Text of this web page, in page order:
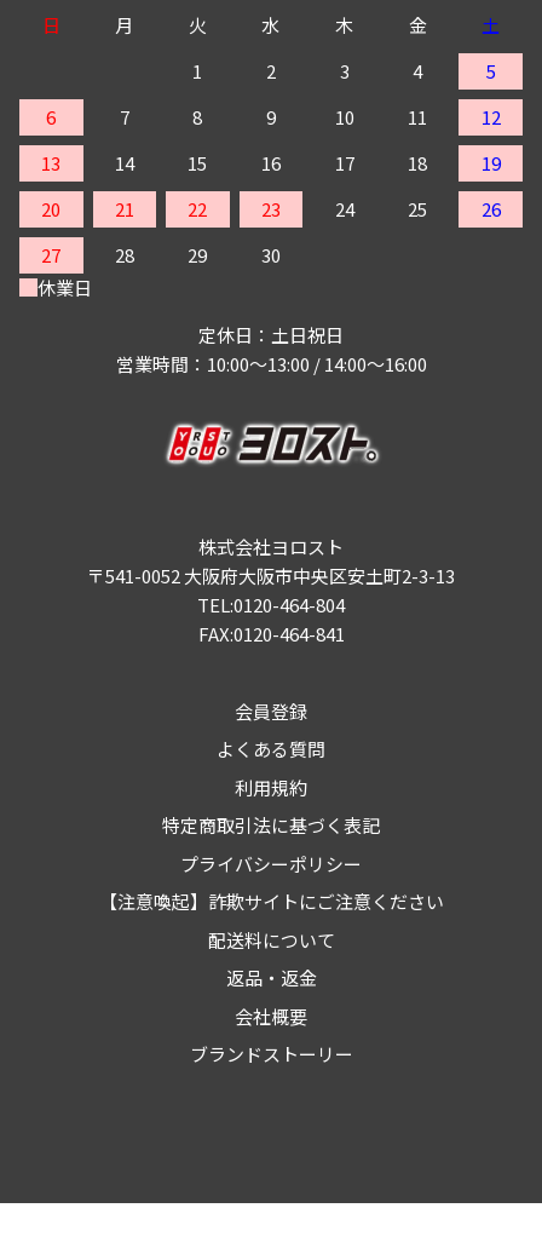
日 月 火 水 木 金
土
1
2 3 4
5
6
7 8 9 10 11
12
13
14 15 16 17 18
19
20
21 22 23 24 25
26
27
28 29
30
休業日
定休日：土日祝日
営業時間：10:00～13:00 / 14:00～16:00
株式会社ヨロスト
〒541-0052 大阪府大阪市中央区安土町2-3-13
TEL:0120-464-804
FAX:0120-464-841
会員登録
よくある質問
利用規約
特定商取引法に基づく表記
プライバシーポリシー
【注意喚起】詐欺サイトにご注意ください
配送料について
返品・返金
会社概要
ブランドストーリー
© 2023自動車整備用品・物流用品の通販 ヨロスト。